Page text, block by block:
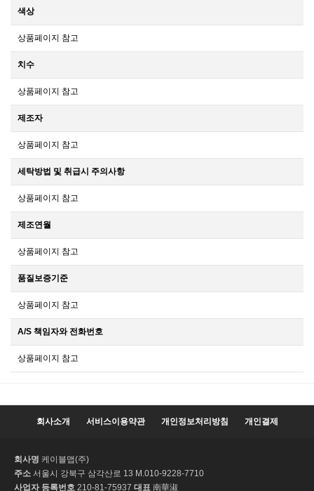
색상
상품페이지 참고
치수
상품페이지 참고
제조자
상품페이지 참고
세탁방법 및 취급시 주의사항
상품페이지 참고
제조연월
상품페이지 참고
품질보증기준
상품페이지 참고
A/S 책임자와 전화번호
상품페이지 참고
회사소개 서비스이용약관 개인정보처리방침 개인결제
회사명 케이블맵(주)
주소 서울시 강북구 삼각산로 13 M.010-9228-7710
사업자 등록번호 210-81-75937 대표 南華淑